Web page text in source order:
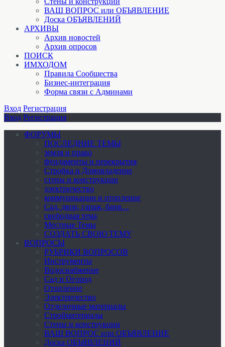
ВАШ ВОПРОС или ОБЪЯВЛЕНИЕ
Доска ОБЪЯВЛЕНИЙ
АРХИВЫ
Архив новостей
Архив опросов
ПОИСК
ИМХОДОМ
Правила Сообщества
Бизнес-интеграция
Форма связи с Админами
Вход Регистрация
Вход Регистрация
ФОРУМЫ
ПОСЛЕДНИЕ ТЕМЫ
земля и право
фундаменты и перекрытия
Стройка и Домовладение
стены и конструкции
электричество
коммуникации и отопление
Cад, двор, гараж, баня…
свободная тема
Местные Темы
СОЗДАТЬ СВОЮ ТЕМУ
ВОПРОСЫ
РУБРИКИ ВОПРОСОВ
Инструменты
Водоснабжение
Сад и Огород
Отопление
Электричество
Отделочные материалы
Стройматериалы
Стены и конструкции
ВАШ ВОПРОС или ОБЪЯВЛЕНИЕ
Доска ОБЪЯВЛЕНИЙ